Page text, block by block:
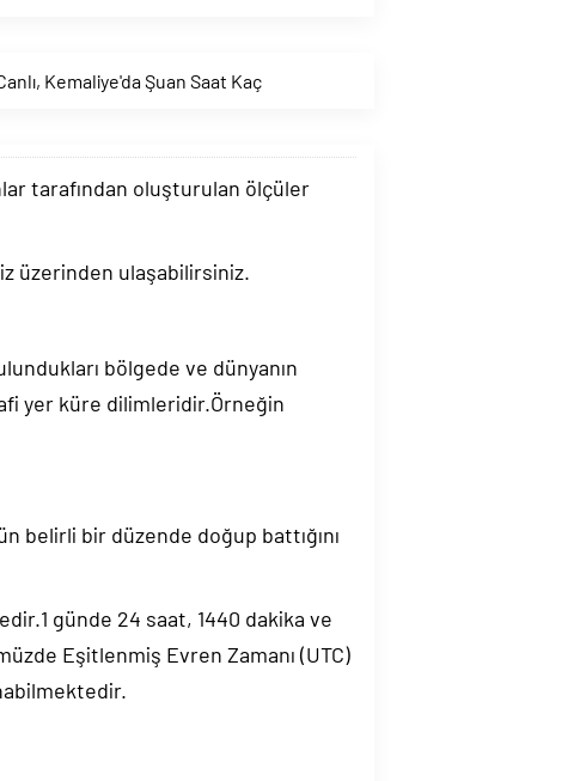
, Kemaliye'da Şuan Saat Kaç
tarafından oluşturulan ölçüler
üzerinden ulaşabilirsiniz.
bölgede ve dünyanın
yer küre dilimleridir.Örneğin
belirli bir düzende doğup battığını
günde 24 saat, 1440 dakika ve
Eşitlenmiş Evren Zamanı (UTC)